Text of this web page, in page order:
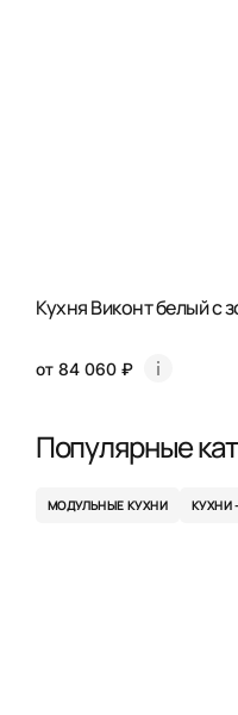
Кухня Виконт белый с
от 84 060 ₽
Популярные
МОДУЛЬНЫЕ КУХНИ КУХНИ